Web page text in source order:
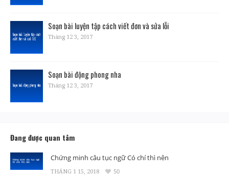
Soạn bài luyện tập cách viết đơn và sửa lỗi
Tháng 12 3, 2017
Soạn bài động phong nha
Tháng 12 3, 2017
Đang được quan tâm
Chứng minh câu tục ngữ Có chí thì nên
THÁNG 1 15, 2018 50